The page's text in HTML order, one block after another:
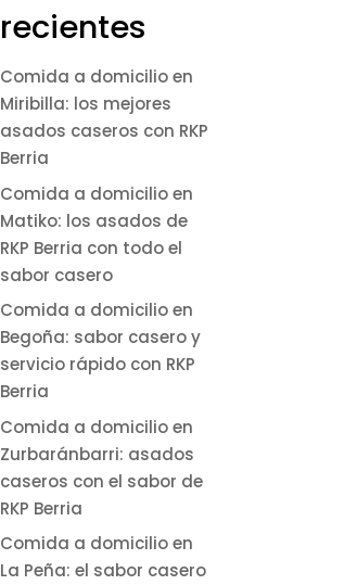
recientes
Comida a domicilio en
Miribilla: los mejores
asados caseros con RKP
Berria
Comida a domicilio en
Matiko: los asados de
RKP Berria con todo el
sabor casero
Comida a domicilio en
Begoña: sabor casero y
servicio rápido con RKP
Berria
Comida a domicilio en
Zurbaránbarri: asados
caseros con el sabor de
RKP Berria
Comida a domicilio en
La Peña: el sabor casero